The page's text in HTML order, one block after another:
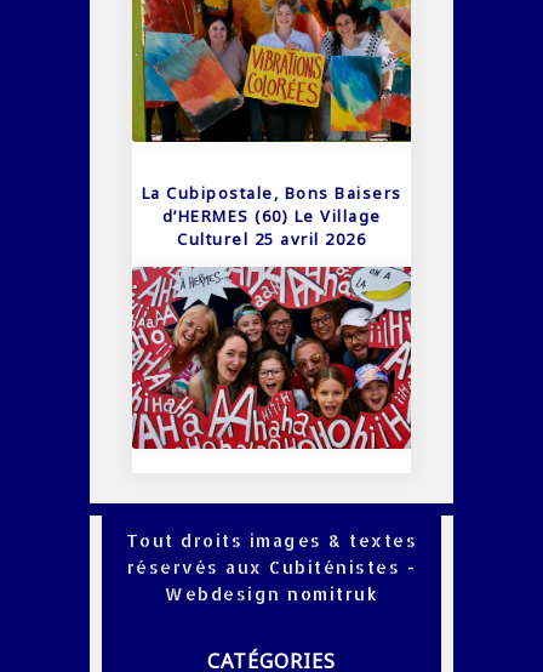
La Cubipostale, Bons Baisers
d’HERMES (60) Le Village
Culturel 25 avril 2026
Tout droits images & textes
réservés aux Cubiténistes -
Webdesign nomitruk
CATÉGORIES